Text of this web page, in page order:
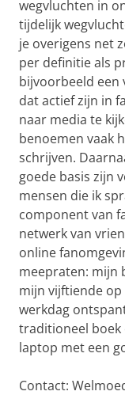
wegvluchten in
tijdelijk
je overigens net
per definitie als
bijvoorbeeld een
dat actief zijn in
naar media te
benoemen vaak
schrijven.
goede basis zijn
mensen die ik
component van
netwerk van
online
meepraten: mijn
mijn vijftiende op
werkdag
traditioneel boek
laptop met een
Contact: